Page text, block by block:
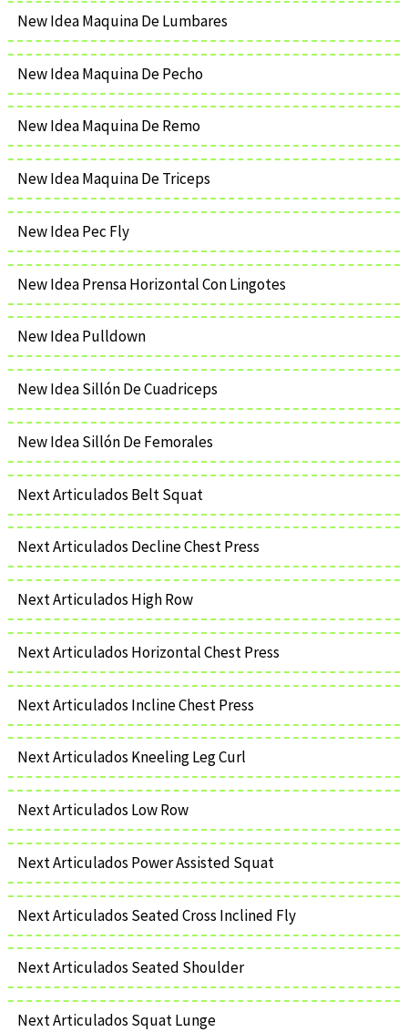
New Idea Maquina De Lumbares
New Idea Maquina De Pecho
New Idea Maquina De Remo
New Idea Maquina De Triceps
New Idea Pec Fly
New Idea Prensa Horizontal Con Lingotes
New Idea Pulldown
New Idea Sillón De Cuadriceps
New Idea Sillón De Femorales
Next Articulados Belt Squat
Next Articulados Decline Chest Press
Next Articulados High Row
Next Articulados Horizontal Chest Press
Next Articulados Incline Chest Press
Next Articulados Kneeling Leg Curl
Next Articulados Low Row
Next Articulados Power Assisted Squat
Next Articulados Seated Cross Inclined Fly
Next Articulados Seated Shoulder
Next Articulados Squat Lunge